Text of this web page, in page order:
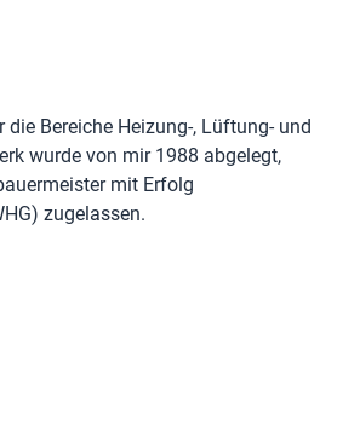
Bereiche Heizung-, Lüftung- und
wurde von mir 1988 abgelegt,
mit Erfolg
zugelassen.